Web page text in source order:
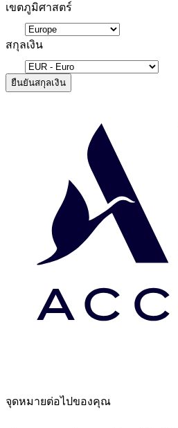
เขตภูมิศาสตร์
สกุลเงิน
ยืนยันสกุลเงิน
จุดหมายต่อไปของคุณ